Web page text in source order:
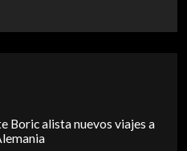
Boric alista nuevos viajes a